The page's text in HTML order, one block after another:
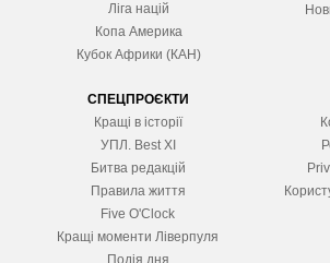
Ліга націй
Копа Америка
Кубок Африки (КАН)
СПЕЦПРОЄКТИ
Кращі в історії
УПЛ. Best XІ
Битва редакцій
Правила життя
Five O'Clock
Кращі моменти Ліверпуля